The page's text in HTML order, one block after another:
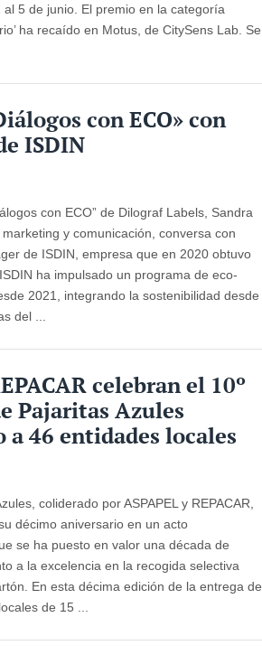
5 de junio. El premio en la categoría
ha recaído en Motus, de CitySens Lab. Se
con ECO» con
ISDIN
con ECO” de Dilograf Labels, Sandra
y comunicación, conversa con
de ISDIN, empresa que en 2020 obtuvo
ha impulsado un programa de eco-
2021, integrando la sostenibilidad desde
del ...
celebran el 10º
Pajaritas Azules
a 46 entidades locales
coliderado por ASPAPEL y REPACAR,
décimo aniversario en un acto
se ha puesto en valor una década de
a la excelencia en la recogida selectiva
En esta décima edición de la entrega de
de 15 ...